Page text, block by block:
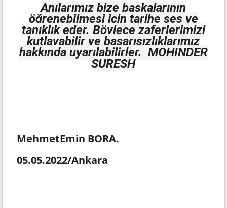
Anılarımız bize başkalarının
öğrenebilmesi için tarihe ses ve
tanıklık eder. Böylece zaferlerimizi
kutlayabilir ve başarısızlıklarımız
hakkında uyarılabilirler. MOHINDER
SURESH
MehmetEmin BORA.
05.05.2022/Ankara